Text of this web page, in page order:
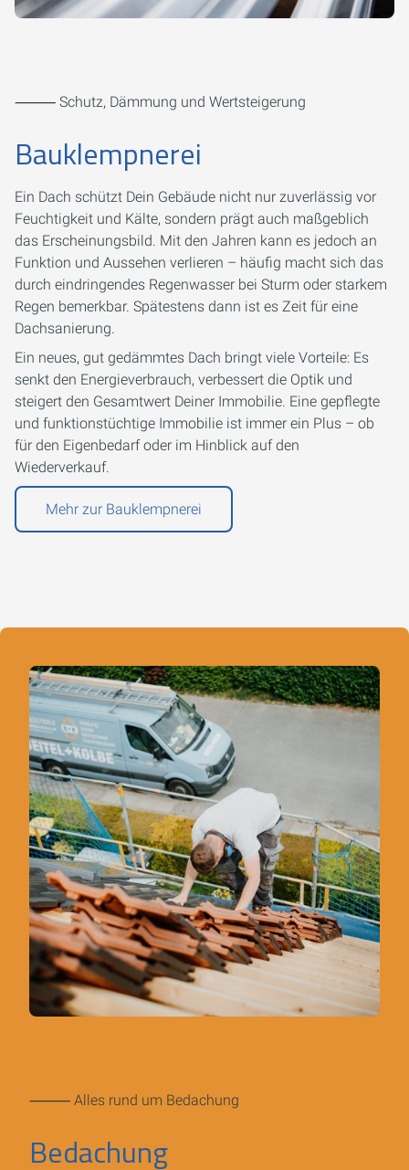
⸻ Schutz, Dämmung und Wertsteigerung
Bauklempnerei
Ein Dach schützt Dein Gebäude nicht nur zuverlässig vor
Feuchtigkeit und Kälte, sondern prägt auch maßgeblich
das Erscheinungsbild. Mit den Jahren kann es jedoch an
Funktion und Aussehen verlieren – häufig macht sich das
durch eindringendes Regenwasser bei Sturm oder starkem
Regen bemerkbar. Spätestens dann ist es Zeit für eine
Dachsanierung.
Ein neues, gut gedämmtes Dach bringt viele Vorteile: Es
senkt den Energieverbrauch, verbessert die Optik und
steigert den Gesamtwert Deiner Immobilie. Eine gepflegte
und funktionstüchtige Immobilie ist immer ein Plus – ob
für den Eigenbedarf oder im Hinblick auf den
Wiederverkauf.
Mehr zur Bauklempnerei
⸻ Alles rund um Bedachung
Bedachung